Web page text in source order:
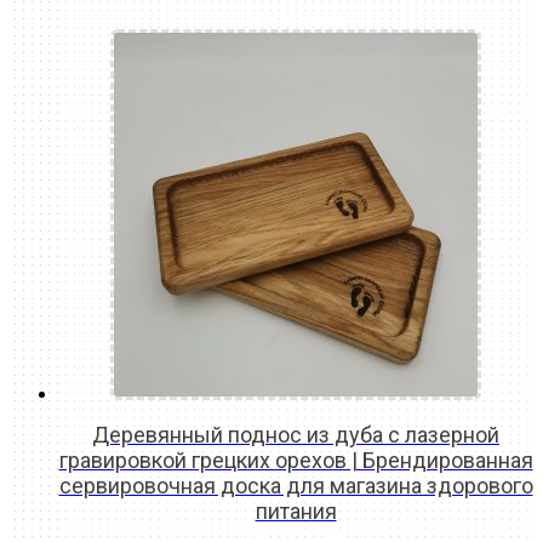
READ MORE
Деревянный поднос из дуба с лазерной
гравировкой грецких орехов | Брендированная
сервировочная доска для магазина здорового
питания